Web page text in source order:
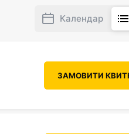
Календар
ЗАМОВИТИ